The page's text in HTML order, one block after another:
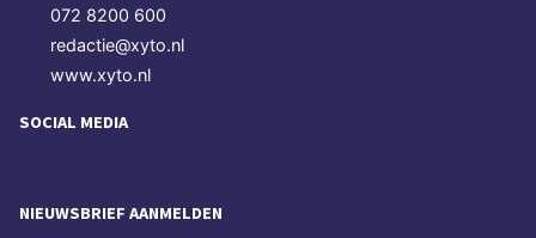
072 8200 600
redactie@xyto.nl
www.xyto.nl
SOCIAL MEDIA
NIEUWSBRIEF AANMELDEN